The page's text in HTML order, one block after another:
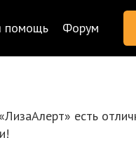
помощь Форум
есть